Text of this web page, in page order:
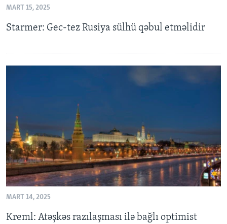
BIZI IZLƏYIN
MART 15, 2025
Starmer: Gec-tez Rusiya sülhü qəbul etməlidir
MART 14, 2025
Kreml: Atəşkəs razılaşması ilə bağlı optimist